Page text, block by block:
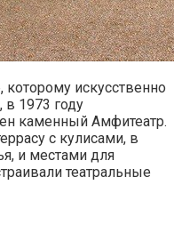
искусственно
1973 году
каменный Амфитеатр.
с кулисами, в
и местами для
театральные